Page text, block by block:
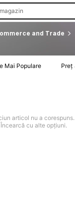
and Trade
Mai Populare Preț
articol nu a corespuns.
Încearcă cu alte opțiuni.